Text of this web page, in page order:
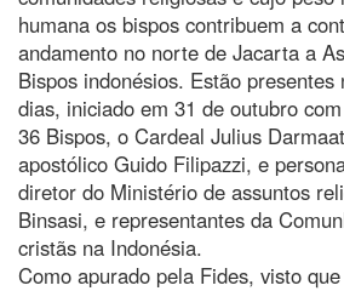
humana os bispos contribuem a
andamento no norte de Jacarta a
Bispos indonésios. Estão presentes
dias, iniciado em 31 de outubro
36 Bispos, o Cardeal Julius
apostólico Guido Filipazzi, e
diretor do Ministério de assuntos
Binsasi, e representantes da
cristãs na Indonésia.
Como apurado pela Fides, visto